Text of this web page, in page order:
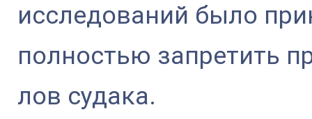
исследований было
полностью запретить
лов судака.